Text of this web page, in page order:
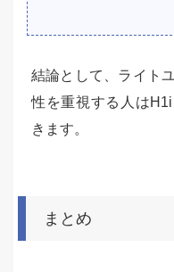
結論として、ライト
性を重視する人は
きます。
まとめ